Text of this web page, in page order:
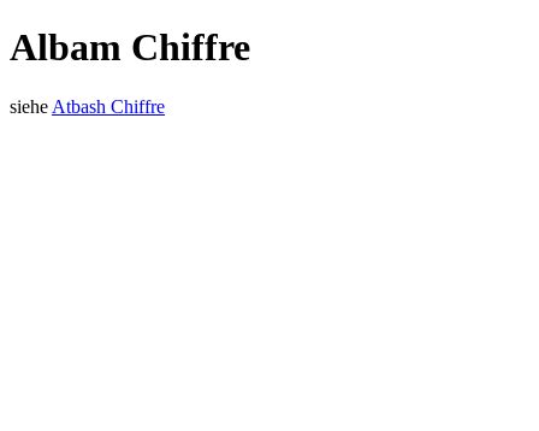
Albam Chiffre
siehe Atbash Chiffre